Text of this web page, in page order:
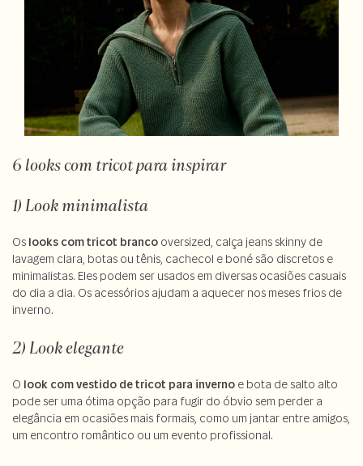
6 looks com tricot para inspirar
1) Look minimalista
Os looks com tricot branco oversized, calça jeans skinny de
lavagem clara, botas ou tênis, cachecol e boné são discretos e
minimalistas. Eles podem ser usados em diversas ocasiões casuais
do dia a dia. Os acessórios ajudam a aquecer nos meses frios de
inverno.
2) Look elegante
O look com vestido de tricot para inverno e bota de salto alto
pode ser uma ótima opção para fugir do óbvio sem perder a
elegância em ocasiões mais formais, como um jantar entre amigos,
um encontro romântico ou um evento profissional.